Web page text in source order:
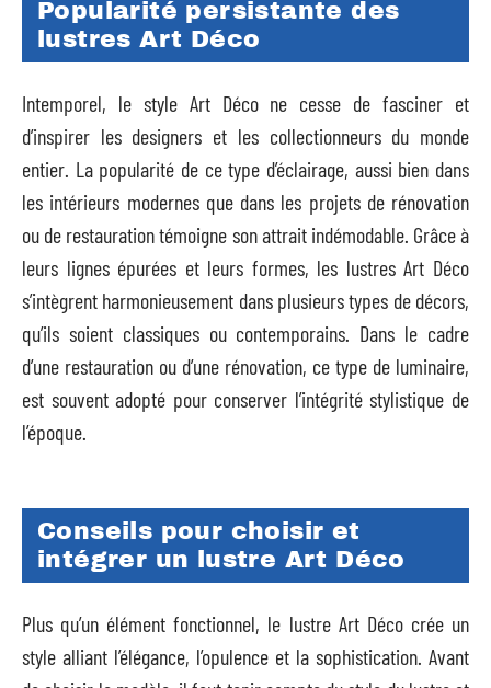
Popularité persistante des
lustres Art Déco
Intemporel, le style Art Déco ne cesse de fasciner et
d’inspirer les designers et les collectionneurs du monde
entier. La popularité de ce type d’éclairage, aussi bien dans
les intérieurs modernes que dans les projets de rénovation
ou de restauration témoigne son attrait indémodable. Grâce à
leurs lignes épurées et leurs formes, les lustres Art Déco
s’intègrent harmonieusement dans plusieurs types de décors,
qu’ils soient classiques ou contemporains. Dans le cadre
d’une restauration ou d’une rénovation, ce type de luminaire,
est souvent adopté pour conserver l’intégrité stylistique de
l’époque.
Conseils pour choisir et
intégrer un lustre Art Déco
Plus qu’un élément fonctionnel, le lustre Art Déco crée un
style alliant l’élégance, l’opulence et la sophistication. Avant